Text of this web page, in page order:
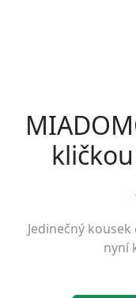
Jedinečný
nyní